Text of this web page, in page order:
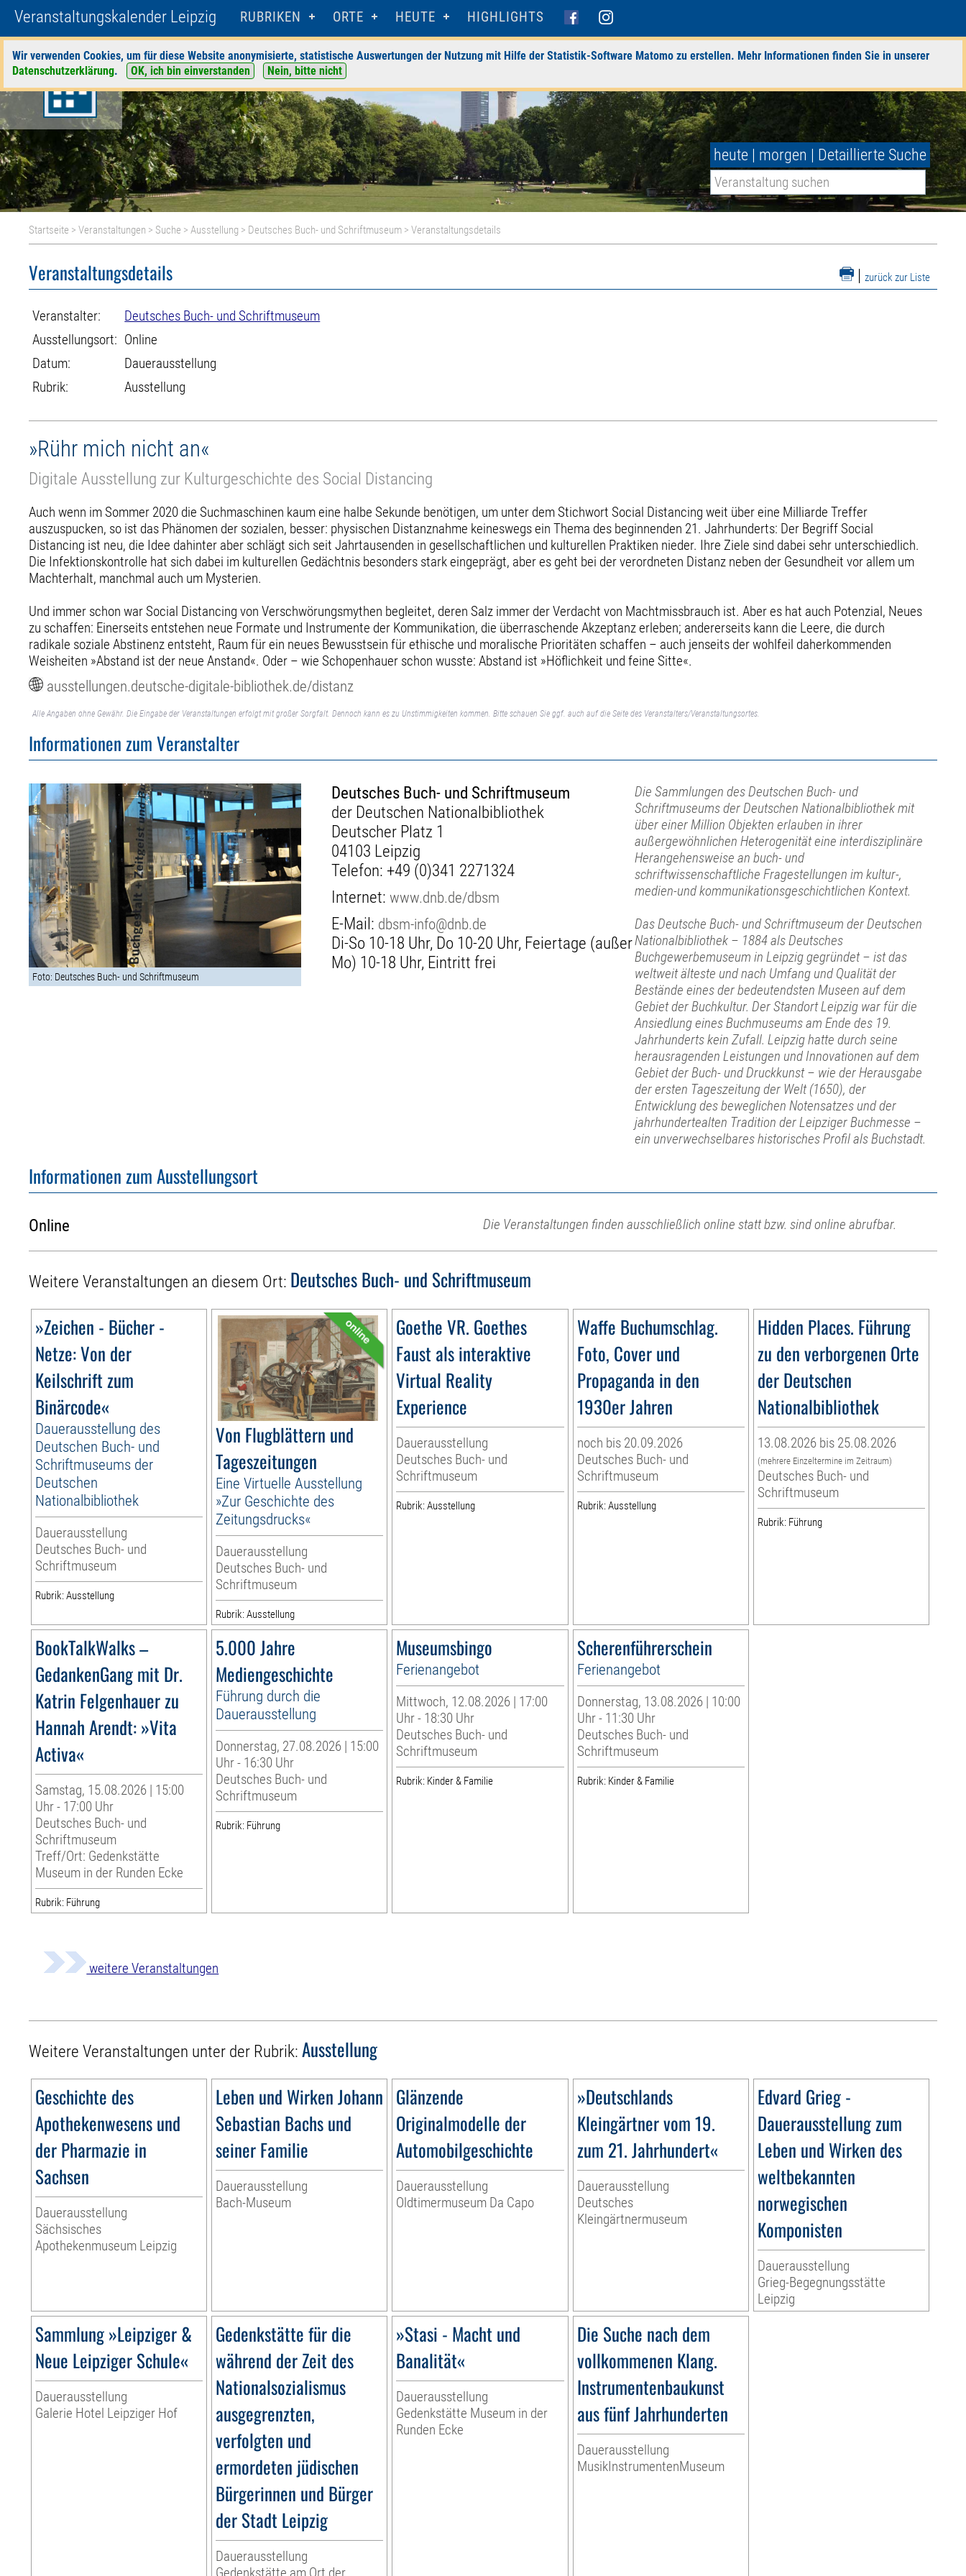
Veranstaltungskalender Leipzig RUBRIKEN ORTE HEUTE HIGHLIGHTS
Wir verwenden Cookies, um für diese Website anonymisierte, statistische Auswertungen der Nutzung mit Hilfe der Statistik-Software Matomo zu erstellen. Mehr Informationen finden Sie in unserer
Datenschutzerklärung. OK, ich bin einverstanden Nein, bitte nicht
heute | morgen | Detaillierte Suche
Startseite >Veranstaltungen > Suche >Ausstellung > Deutsches Buch- und Schriftmuseum > Veranstaltungsdetails
| zurück zur Liste
Veranstaltungsdetails
Veranstalter:
Deutsches Buch- und Schriftmuseum
Ausstellungsort: Online
Datum:
Dauerausstellung
Rubrik:
Ausstellung
»Rühr mich nicht an«
Digitale Ausstellung zur Kulturgeschichte des Social Distancing
Auch wenn im Sommer 2020 die Suchmaschinen kaum eine halbe Sekunde benötigen, um unter dem Stichwort Social Distancing weit über eine Milliarde Treffer
auszuspucken, so ist das Phänomen der sozialen, besser: physischen Distanznahme keineswegs ein Thema des beginnenden 21. Jahrhunderts: Der Begriff Social
Distancing ist neu, die Idee dahinter aber schlägt sich seit Jahrtausenden in gesellschaftlichen und kulturellen Praktiken nieder. Ihre Ziele sind dabei sehr unterschiedlich.
Die Infektionskontrolle hat sich dabei im kulturellen Gedächtnis besonders stark eingeprägt, aber es geht bei der verordneten Distanz neben der Gesundheit vor allem um
Machterhalt, manchmal auch um Mysterien.
Und immer schon war Social Distancing von Verschwörungsmythen begleitet, deren Salz immer der Verdacht von Machtmissbrauch ist. Aber es hat auch Potenzial, Neues
zu schaffen: Einerseits entstehen neue Formate und Instrumente der Kommunikation, die überraschende Akzeptanz erleben; andererseits kann die Leere, die durch
radikale soziale Abstinenz entsteht, Raum für ein neues Bewusstsein für ethische und moralische Prioritäten schaffen – auch jenseits der wohlfeil daherkommenden
Weisheiten »Abstand ist der neue Anstand«. Oder – wie Schopenhauer schon wusste: Abstand ist »Höflichkeit und feine Sitte«.
ausstellungen.deutsche-digitale-bibliothek.de/distanz
Alle Angaben ohne Gewähr. Die Eingabe der Veranstaltungen erfolgt mit großer Sorgfalt. Dennoch kann es zu Unstimmigkeiten kommen. Bitte schauen Sie ggf. auch auf die Seite des Veranstalters/Veranstaltungsortes.
Informationen zum Veranstalter
Foto: Deutsches Buch- und Schriftmuseum
Deutsches Buch- und Schriftmuseum
der Deutschen Nationalbibliothek
Deutscher Platz 1
04103 Leipzig
Telefon: +49 (0)341 2271324
Internet:www.dnb.de/dbsm
E-Mail: dbsm-info@dnb.de
Di-So 10-18 Uhr, Do 10-20 Uhr, Feiertage (außer
Mo) 10-18 Uhr, Eintritt frei
Die Sammlungen des Deutschen Buch- und
Schriftmuseums der Deutschen Nationalbibliothek mit
über einer Million Objekten erlauben in ihrer
außergewöhnlichen Heterogenität eine interdisziplinäre
Herangehensweise an buch- und
schriftwissenschaftliche Fragestellungen im kultur-,
medien-und kommunikationsgeschichtlichen Kontext.
Das Deutsche Buch- und Schriftmuseum der Deutschen
Nationalbibliothek – 1884 als Deutsches
Buchgewerbemuseum in Leipzig gegründet – ist das
weltweit älteste und nach Umfang und Qualität der
Bestände eines der bedeutendsten Museen auf dem
Gebiet der Buchkultur. Der Standort Leipzig war für die
Ansiedlung eines Buchmuseums am Ende des 19.
Jahrhunderts kein Zufall. Leipzig hatte durch seine
herausragenden Leistungen und Innovationen auf dem
Gebiet der Buch- und Druckkunst – wie der Herausgabe
der ersten Tageszeitung der Welt (1650), der
Entwicklung des beweglichen Notensatzes und der
jahrhundertealten Tradition der Leipziger Buchmesse –
ein unverwechselbares historisches Profil als Buchstadt.
Informationen zum Ausstellungsort
Online Die Veranstaltungen finden ausschließlich online statt bzw. sind online abrufbar.
Weitere Veranstaltungen an diesem Ort: Deutsches Buch- und Schriftmuseum
»Zeichen - Bücher -
Netze: Von der
Keilschrift zum
Binärcode«
Dauerausstellung des
Deutschen Buch- und
Schriftmuseums der
Deutschen
Nationalbibliothek
Dauerausstellung
Deutsches Buch- und
Schriftmuseum
Rubrik: Ausstellung
Von Flugblättern und
Tageszeitungen
Eine Virtuelle Ausstellung
»Zur Geschichte des
Zeitungsdrucks«
Dauerausstellung
Deutsches Buch- und
Schriftmuseum
Rubrik: Ausstellung
Goethe VR. Goethes
Faust als interaktive
Virtual Reality
Experience
Dauerausstellung
Deutsches Buch- und
Schriftmuseum
Rubrik: Ausstellung
Waffe Buchumschlag.
Foto, Cover und
Propaganda in den
1930er Jahren
noch bis 20.09.2026
Deutsches Buch- und
Schriftmuseum
Rubrik: Ausstellung
Hidden Places. Führung
zu den verborgenen Orte
der Deutschen
Nationalbibliothek
13.08.2026 bis 25.08.2026
(mehrere Einzeltermine im Zeitraum)
Deutsches Buch- und
Schriftmuseum
Rubrik: Führung
BookTalkWalks –
GedankenGang mit Dr.
Katrin Felgenhauer zu
Hannah Arendt: »Vita
Activa«
Samstag, 15.08.2026 | 15:00
Uhr - 17:00 Uhr
Deutsches Buch- und
Schriftmuseum
Treff/Ort: Gedenkstätte
Museum in der Runden Ecke
Rubrik: Führung
5.000 Jahre
Mediengeschichte
Führung durch die
Dauerausstellung
Donnerstag, 27.08.2026 | 15:00
Uhr - 16:30 Uhr
Deutsches Buch- und
Schriftmuseum
Rubrik: Führung
Museumsbingo
Ferienangebot
Mittwoch, 12.08.2026 | 17:00
Uhr - 18:30 Uhr
Deutsches Buch- und
Schriftmuseum
Rubrik: Kinder & Familie
Scherenführerschein
Ferienangebot
Donnerstag, 13.08.2026 | 10:00
Uhr - 11:30 Uhr
Deutsches Buch- und
Schriftmuseum
Rubrik: Kinder & Familie
weitere Veranstaltungen
Weitere Veranstaltungen unter der Rubrik:Ausstellung
Geschichte des
Apothekenwesens und
der Pharmazie in
Sachsen
Dauerausstellung
Sächsisches
Apothekenmuseum Leipzig
Leben und Wirken Johann
Sebastian Bachs und
seiner Familie
Dauerausstellung
Bach-Museum
Glänzende
Originalmodelle der
Automobilgeschichte
Dauerausstellung
Oldtimermuseum Da Capo
»Deutschlands
Kleingärtner vom 19.
zum 21. Jahrhundert«
Dauerausstellung
Deutsches
Kleingärtnermuseum
Edvard Grieg -
Dauerausstellung zum
Leben und Wirken des
weltbekannten
norwegischen
Komponisten
Dauerausstellung
Grieg-Begegnungsstätte
Leipzig
Sammlung »Leipziger &
Neue Leipziger Schule«
Dauerausstellung
Galerie Hotel Leipziger Hof
Gedenkstätte für die
während der Zeit des
Nationalsozialismus
ausgegrenzten,
verfolgten und
ermordeten jüdischen
Bürgerinnen und Bürger
der Stadt Leipzig
Dauerausstellung
»Stasi - Macht und
Banalität«
Dauerausstellung
Gedenkstätte Museum in der
Runden Ecke
Die Suche nach dem
vollkommenen Klang.
Instrumentenbaukunst
aus fünf Jahrhunderten
Dauerausstellung
MusikInstrumentenMuseum